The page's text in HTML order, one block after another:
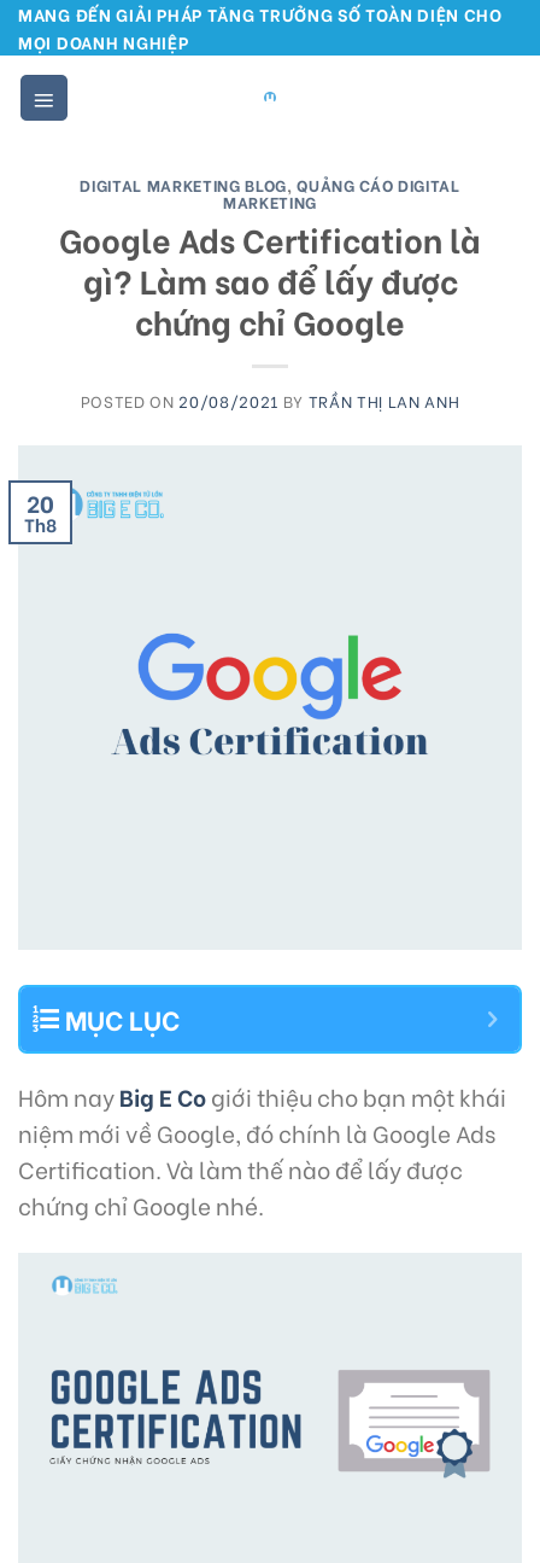
Skip
to
content
MANG ĐẾN GIẢI PHÁP TĂNG TRƯỞNG SỐ TOÀN DIỆN CHO
MỌI DOANH NGHIỆP
DIGITAL MARKETING BLOG,QUẢNG CÁO DIGITAL
MARKETING
Google Ads Certification là
gì? Làm sao để lấy được
chứng chỉ Google
POSTED ON 20/08/2021 BY TRẦN THỊ LAN ANH
20
Th8
MỤC LỤC
Hôm nayBig E Cogiới thiệu cho bạn một khái
niệm mới về Google, đó chính là Google Ads
Certification. Và làm thế nào để lấy được
chứng chỉ Google nhé.